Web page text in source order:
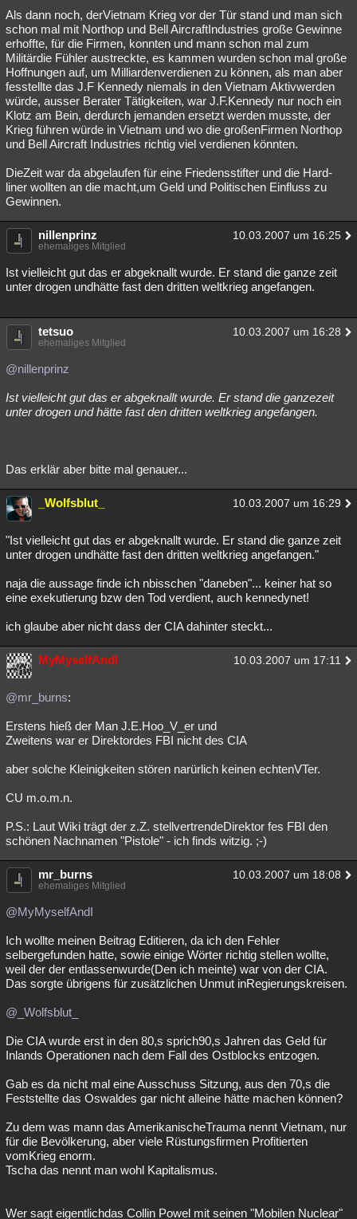
Als dann noch, derVietnam Krieg vor der Tür stand und man sich
schon mal mit Northop und Bell AircraftIndustries große Gewinne
erhoffte, für die Firmen, konnten und mann schon mal zum
Militärdie Fühler austreckte, es kammen wurden schon mal große
Hoffnungen auf, um Milliardenverdienen zu können, als man aber
fesstellte das J.F Kennedy niemals in den Vietnam Aktivwerden
würde, ausser Berater Tätigkeiten, war J.F.Kennedy nur noch ein
Klotz am Bein, derdurch jemanden ersetzt werden musste, der
Krieg führen würde in Vietnam und wo die großenFirmen Northop
und Bell Aircraft Industries richtig viel verdienen könnten.
DieZeit war da abgelaufen für eine Friedensstifter und die Hard-
liner wollten an die macht,um Geld und Politischen Einfluss zu
Gewinnen.
nillenprinz 10.03.2007 um 16:25
ehemaliges Mitglied
Ist vielleicht gut das er abgeknallt wurde. Er stand die ganze zeit
unter drogen undhätte fast den dritten weltkrieg angefangen.
tetsuo 10.03.2007 um 16:28
ehemaliges Mitglied
@nillenprinz
Ist vielleicht gut das er abgeknallt wurde. Er stand die ganzezeit
unter drogen und hätte fast den dritten weltkrieg angefangen.
Das erklär aber bitte mal genauer...
_Wolfsblut_ 10.03.2007 um 16:29
"Ist vielleicht gut das er abgeknallt wurde. Er stand die ganze zeit
unter drogen undhätte fast den dritten weltkrieg angefangen."
naja die aussage finde ich nbisschen "daneben"... keiner hat so
eine exekutierung bzw den Tod verdient, auch kennedynet!
ich glaube aber nicht dass der CIA dahinter steckt...
MyMyselfAndI 10.03.2007 um 17:11
@mr_burns:
Erstens hieß der Man J.E.Hoo_V_er und
Zweitens war er Direktordes FBI nicht des CIA
aber solche Kleinigkeiten stören narürlich keinen echtenVTer.
CU m.o.m.n.
P.S.: Laut Wiki trägt der z.Z. stellvertrendeDirektor fes FBI den
schönen Nachnamen "Pistole" - ich finds witzig. ;-)
mr_burns 10.03.2007 um 18:08
ehemaliges Mitglied
@MyMyselfAndI
Ich wollte meinen Beitrag Editieren, da ich den Fehler
selbergefunden hatte, sowie einige Wörter richtig stellen wollte,
weil der der entlassenwurde(Den ich meinte) war von der CIA.
Das sorgte übrigens für zusätzlichen Unmut inRegierungskreisen.
@_Wolfsblut_
Die CIA wurde erst in den 80,s sprich90,s Jahren das Geld für
Inlands Operationen nach dem Fall des Ostblocks entzogen.
Gab es da nicht mal eine Ausschuss Sitzung, aus den 70,s die
Feststellte das Oswaldes gar nicht alleine hätte machen können?
Zu dem was mann das AmerikanischeTrauma nennt Vietnam, nur
für die Bevölkerung, aber viele Rüstungsfirmen Profitierten
vomKrieg enorm.
Tscha das nennt man wohl Kapitalismus.
Wer sagt eigentlichdas Collin Powel mit seinen "Mobilen Nuclear"